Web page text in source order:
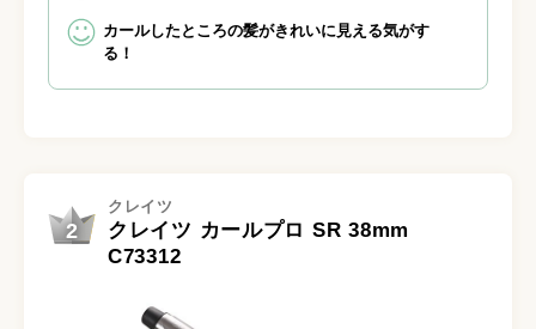
カールしたところの髪がきれいに見える気がす
る！
2
クレイツ
クレイツ カールプロ SR 38mm
C73312